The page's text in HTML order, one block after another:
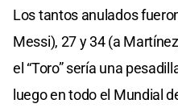
Los tantos anulados
Messi), 27 y 34 (a
el “Toro” sería una
luego en todo el Mundial